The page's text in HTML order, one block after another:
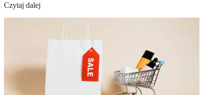
Czytaj dalej